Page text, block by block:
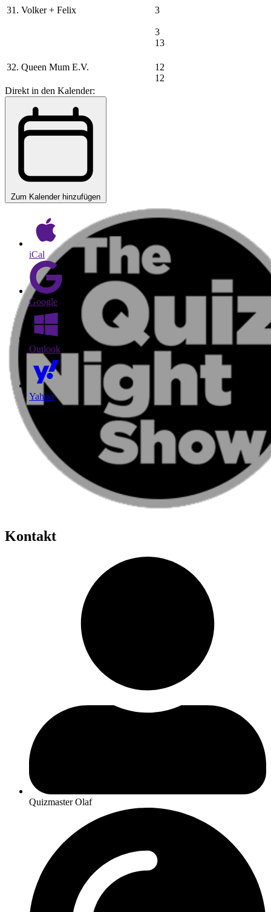
31. Volker + Felix 3
3
13
32. Queen Mum E.V.
12
12
Direkt in den Kalender:
Zum Kalender hinzufügen
iCal
Google
Outlook
Yahoo
Kontakt
Quizmaster Olaf